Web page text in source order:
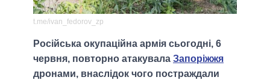
t.me/ivan_fedorov_zp
Російська окупаційна армія сьогодні, 6
червня, повторно атакувала Запоріжжя
дронами, внаслідок чого постраждали